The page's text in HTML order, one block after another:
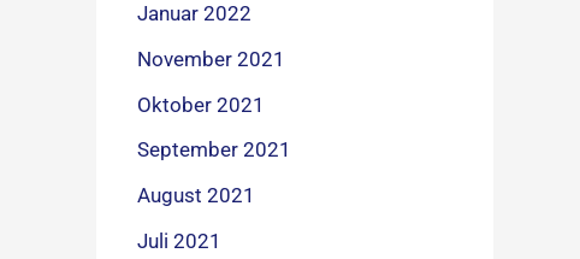
Januar 2022
November 2021
Oktober 2021
September 2021
August 2021
Juli 2021